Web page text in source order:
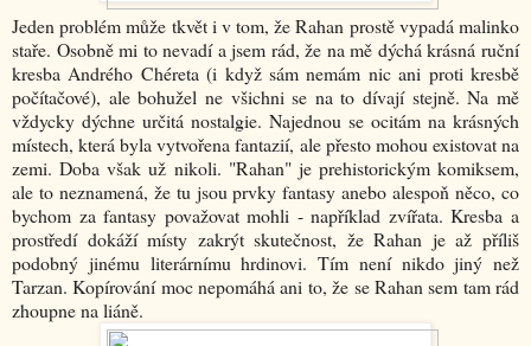
Jeden problém může tkvět i v tom, že Rahan prostě vypadá malinko
staře. Osobně mi to nevadí a jsem rád, že na mě dýchá krásná ruční
kresba Andrého Chéreta (i když sám nemám nic ani proti kresbě
počítačové), ale bohužel ne všichni se na to dívají stejně. Na mě
vždycky dýchne určitá nostalgie. Najednou se ocitám na krásných
místech, která byla vytvořena fantazií, ale přesto mohou existovat na
zemi. Doba však už nikoli. "Rahan" je prehistorickým komiksem,
ale to neznamená, že tu jsou prvky fantasy anebo alespoň něco, co
bychom za fantasy považovat mohli - například zvířata. Kresba a
prostředí dokáží místy zakrýt skutečnost, že Rahan je až příliš
podobný jinému literárnímu hrdinovi. Tím není nikdo jiný než
Tarzan. Kopírování moc nepomáhá ani to, že se Rahan sem tam rád
zhoupne na liáně.